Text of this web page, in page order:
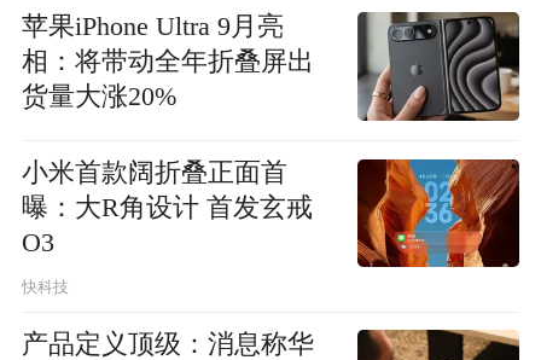
苹果iPhone Ultra 9月亮
相：将带动全年折叠屏出
货量大涨20%
小米首款阔折叠正面首
曝：大R角设计 首发玄戒
O3
快科技
产品定义顶级：消息称华